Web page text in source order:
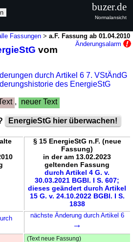
Fassungen >a.F. Fassung ab 01.04.2010
Änderungsalarm
vom
durch Artikel 6 7. VStÄndG
des EnergieStG
, neuer Text
EnergieStG hier überwachen!
§ 15 EnergieStG n.F. (neue
Fassung)
in der am 13.02.2023
geltenden Fassung
durch Artikel 4 G. v.
30.03.2021 BGBl. I S. 607;
dieses geändert durch Artikel
15 G. v. 24.10.2022 BGBl. I S.
1838
nächste Änderung durch Artikel 6
→
(Text neue Fassung)
buzer.de
Normalansicht